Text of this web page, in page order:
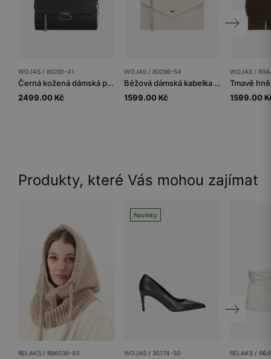
WOJAS / 80291-41
Černá kožená dámská psaníčko na řetízku
2499.00 Kč
WOJAS / 80296-54
Béžová dámská kabelka psaníčko
1599.00 Kč
WOJAS /
1599.00
Produkty, které Vás mohou zajímat
RELAKS / R96036-83
Novinky
WOJAS / 35174-50 RELAKS /